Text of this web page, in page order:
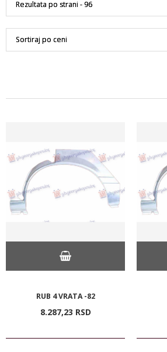
RUB 4 VRATA -82
8.287,23 RSD